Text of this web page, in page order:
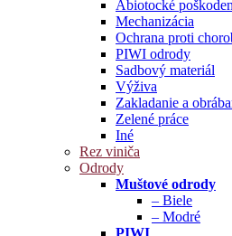
Abiotocké
Mechanizácia
Ochrana proti
PIWI odrody
Sadbový materiál
Výživa
Zakladanie a
Zelené práce
Iné
Rez viniča
Odrody
Muštové odrody
– Biele
– Modré